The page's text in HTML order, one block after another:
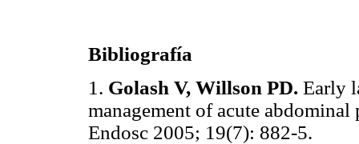
Bibliografía
1. Golash V, Willson PD. Early
management of acute
Endosc 2005; 19(7): 882-5.